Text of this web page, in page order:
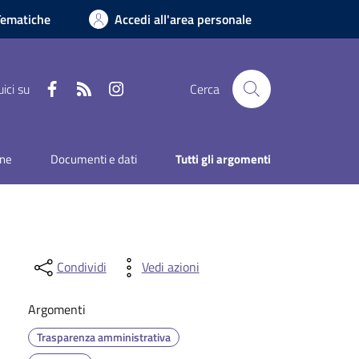
Accedi all'area personale
su FacebookRSS Cerca
Documenti e dati Tutti gli argomenti
Condividi Vedi azioni
Argomenti
Trasparenza amministrativa